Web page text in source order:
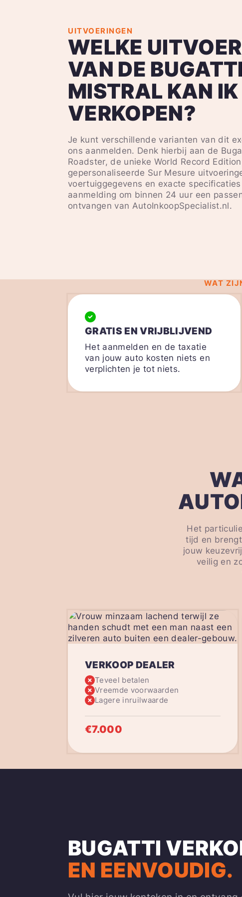
UITVOERINGEN
WELKE
VAN DE BUGATTI
MISTRAL KAN IK
VERKOPEN?
Je kunt verschillende varianten van dit
ons aanmelden. Denk hierbij aan de
Roadster, de unieke World Record
gepersonaliseerde Sur Mesure
voertuiggegevens en exacte
aanmelding om binnen 24 uur een
ontvangen van AutoInkoopSpecialist.nl.
WAT
GRATIS EN VRIJBLIJVEND
Het aanmelden en de taxatie
van jouw auto kosten niets en
verplichten je tot niets.
Het
tijd en
jouw
veilig en
VERKOOP DEALER
Teveel betalen
Vreemde voorwaarden
Lagere inruilwaarde
€7.000
BUGATTI
EN EENVOUDIG.